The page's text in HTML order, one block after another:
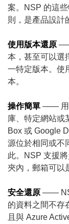
案。NSP 的這
則，是產品設計
使用版本還原
本，甚至可以選
一特定版本。使
本。
操作簡單 —— 用
庫、特定網站或
Box 或 Google
源位於相同或不
此。NSP 支援
夾內，郵箱可以
安全還原 ——
的資料之間不存
且與 Azure